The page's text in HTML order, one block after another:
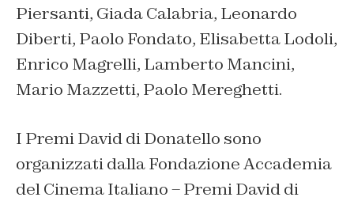
Piersanti, Giada Calabria, Leonardo
Diberti, Paolo Fondato, Elisabetta Lodoli,
Enrico Magrelli, Lamberto Mancini,
Mario Mazzetti, Paolo Mereghetti.
I Premi David di Donatello sono
organizzati dalla Fondazione Accademia
del Cinema Italiano – Premi David di